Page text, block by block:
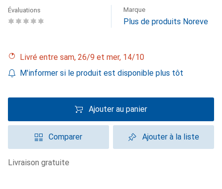
Évaluations Marque
Plus de produits Noreve
Livré entre sam, 26/9 et mer, 14/10
M'informer si le produit est disponible plus tôt
Ajouter au panier
Comparer Ajouter à la liste
livraison gratuite